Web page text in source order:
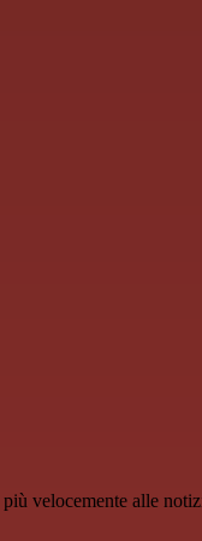
velocemente alle